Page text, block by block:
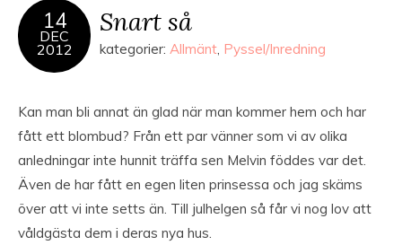
14
DEC
2012
Snart så
kategorier: Allmänt, Pyssel/Inredning
Kan man bli annat än glad när man kommer hem och har
fått ett blombud? Från ett par vänner som vi av olika
anledningar inte hunnit träffa sen Melvin föddes var det.
Även de har fått en egen liten prinsessa och jag skäms
över att vi inte setts än. Till julhelgen så får vi nog lov att
våldgästa dem i deras nya hus.